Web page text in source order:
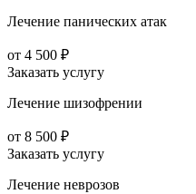
Лечение панических атак
от 4 500 ₽
Заказать услугу
Лечение шизофрении
от 8 500 ₽
Заказать услугу
Лечение неврозов